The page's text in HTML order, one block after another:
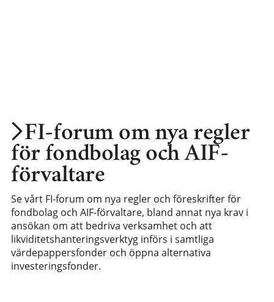
FI-forum om nya regler
för fondbolag och AIF-
förvaltare
Se vårt FI-forum om nya regler och föreskrifter för
fondbolag och AIF-förvaltare, bland annat nya krav i
ansökan om att bedriva verksamhet och att
likviditetshanteringsverktyg införs i samtliga
värdepappersfonder och öppna alternativa
investeringsfonder.